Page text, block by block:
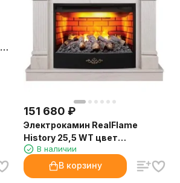
151 680 ₽
Электрокамин RealFlame
History 25,5 WT цвет
натуральный камень с очагом
3D Firestar 25,5
В наличии
В корзину